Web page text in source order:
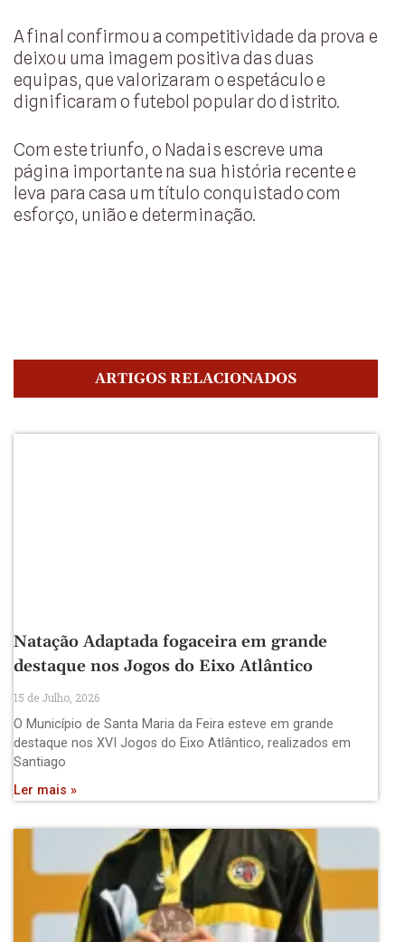
A final confirmou a competitividade da prova e
deixou uma imagem positiva das duas
equipas, que valorizaram o espetáculo e
dignificaram o futebol popular do distrito.
Com este triunfo, o Nadais escreve uma
página importante na sua história recente e
leva para casa um título conquistado com
esforço, união e determinação.
ARTIGOS RELACIONADOS
Natação Adaptada fogaceira em grande
destaque nos Jogos do Eixo Atlântico
15 de Julho, 2026
O Município de Santa Maria da Feira esteve em grande
destaque nos XVI Jogos do Eixo Atlântico, realizados em
Santiago
Ler mais »